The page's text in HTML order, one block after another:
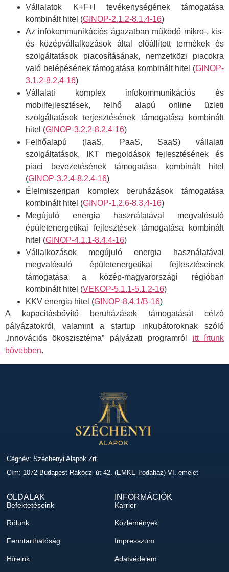
Vállalatok K+F+I tevékenységének támogatása
kombinált hitel (GINOP-2.1.2-8.1.4-16)
Az infokommunikációs ágazatban működő mikro-, kis-
és középvállalkozások által előállított termékek és
szolgáltatások piacosításának, nemzetközi piacokra
való belépésének támogatása kombinált hitel (GINOP-
3.1.2-8.2.4-16)
Vállalati komplex infokommunikációs és
mobilfejlesztések, felhő alapú online üzleti
szolgáltatások terjesztésének támogatása kombinált
hitel (GINOP-3.2.2-8.2.4-16)
Felhőalapú (IaaS, PaaS, SaaS) vállalati
szolgáltatások, IKT megoldások fejlesztésének és
piaci bevezetésének támogatása kombinált hitel
(GINOP-3.2.4-8.2.4-16)
Élelmiszeripari komplex beruházások támogatása
kombinált hitel (GINOP-1.2.6-8.3.4-16)
Megújuló energia használatával megvalósuló
épületenergetikai fejlesztések támogatása kombinált
hitel (GINOP-4.1.1-8.4.4-16)
Vállalkozások megújuló energia használatával
megvalósuló épületenergetikai fejlesztéseinek
támogatása a közép-magyarországi régióban
kombinált hitel (VEKOP-5.1.1-5.1.2-16)
KKV energia hitel (GINOP-8.4.1/B-16)
A kapacitásbővítő beruházások támogatását célzó
pályázatokról, valamint a startup inkubátoroknak szóló
„Innovációs ökoszisztéma” pályázati programról itt írtunk
bővebben.
Cégnév: Széchenyi Alapok Zrt.
Cím: 1072 Budapest Rákóczi út 42. (EMKE Irodaház) VI. emelet
OLDALAK
Befektetéseink
Rólunk
Fenntarthatóság
Híreink
INFORMÁCIÓK
Karrier
Közlemények
Impresszum
Adatvédelem